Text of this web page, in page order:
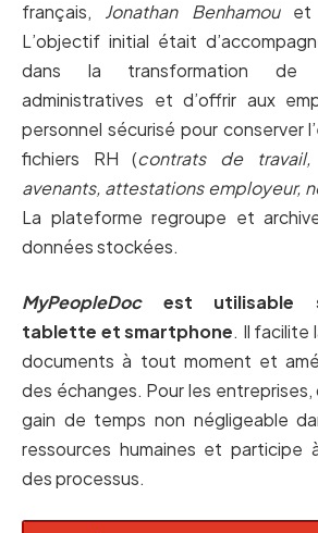
français, Jonathan Benhamouet
L’objectif initial était
dans la transformation de
administratives et d’offrir aux
personnel sécurisé pour conserver
fichiers RH (contrats de
avenants, attestations employeur,
La plateforme regroupe et
données stockées.
MyPeopleDoc
est utilisable
tablette et smartphone. Il facilite
documents à tout moment et
des échanges. Pour les
gain de temps non négligeable
ressources humaines et participe
des processus.